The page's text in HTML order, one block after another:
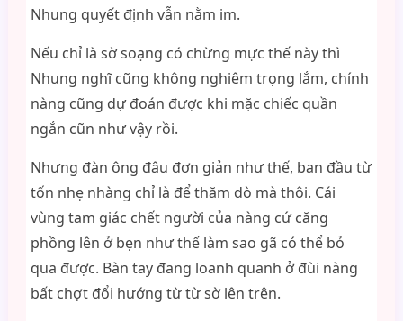
Nhung quyết định vẫn nằm im.
Nếu chỉ là sờ soạng có chừng mực thế này thì
Nhung nghĩ cũng không nghiêm trọng lắm, chính
nàng cũng dự đoán được khi mặc chiếc quần
ngắn cũn như vậy rồi.
Nhưng đàn ông đâu đơn giản như thế, ban đầu từ
tốn nhẹ nhàng chỉ là để thăm dò mà thôi. Cái
vùng tam giác chết người của nàng cứ căng
phồng lên ở bẹn như thế làm sao gã có thể bỏ
qua được. Bàn tay đang loanh quanh ở đùi nàng
bất chợt đổi hướng từ từ sờ lên trên.